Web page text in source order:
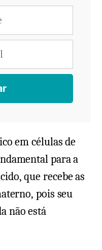
em células de
para a
que recebe as
pois seu
não está